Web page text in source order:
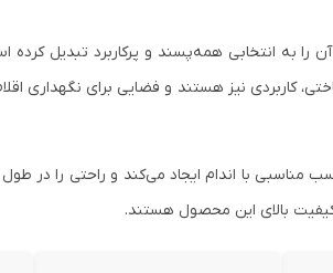
را به انتخابی همه‌پسند و پرکاربرد تبدیل
کاربردی نیز هستند و فضایی برای
مناسبی با اندام ایجاد می‌کند و راحتی را
بالای این محصول هستند.